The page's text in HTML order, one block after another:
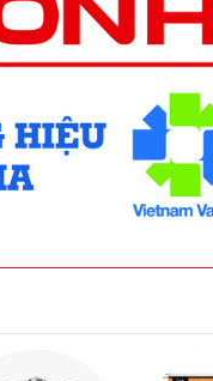
theo các kênh bên
hân hạnh được phục